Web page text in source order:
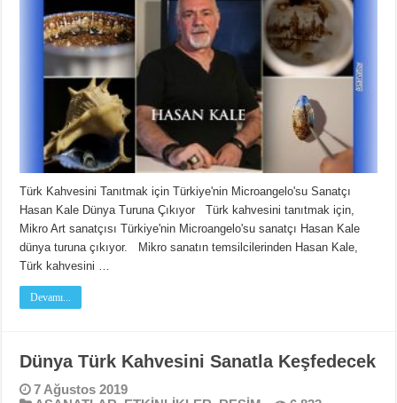
Türk Kahvesini Tanıtmak için Türkiye'nin Microangelo'su Sanatçı
Hasan Kale Dünya Turuna Çıkıyor Türk kahvesini tanıtmak için,
Mikro Art sanatçısı Türkiye'nin Microangelo'su sanatçı Hasan Kale
dünya turuna çıkıyor. Mikro sanatın temsilcilerinden Hasan Kale,
Türk kahvesini …
Devamı...
Dünya Türk Kahvesini Sanatla Keşfedecek
7 Ağustos 2019